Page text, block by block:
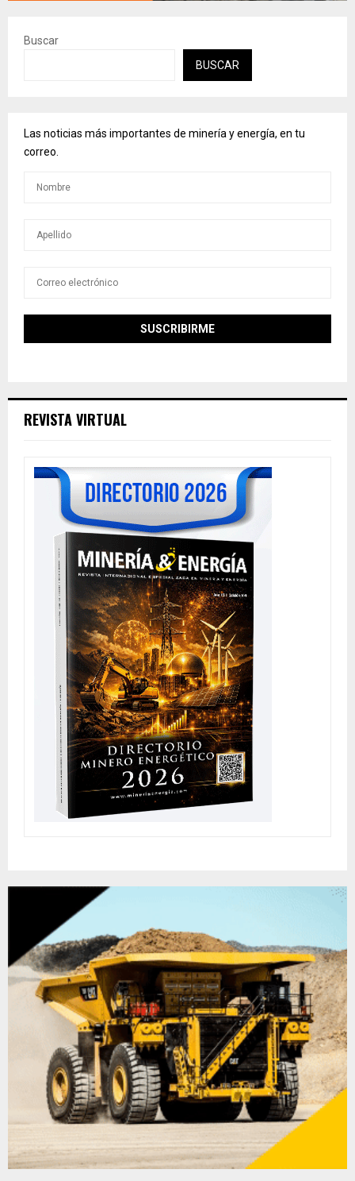
Buscar
BUSCAR
Las noticias más importantes de minería y energía, en tu
correo.
REVISTA VIRTUAL